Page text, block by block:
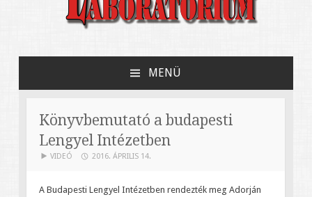
A Laboratórium
kísérleti színházáról
MENÜ
Könyvbemutató a budapesti
Lengyel Intézetben
VIDEÓ 2016. ÁPRILIS 14.
A Budapesti Lengyel Intézetben rendezték meg Adorján